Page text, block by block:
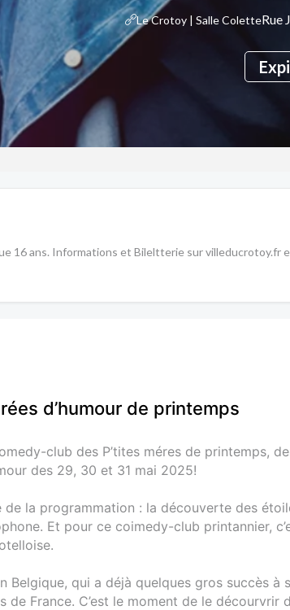
Le Crotoy | Salle ColetteRue
16 ans. Informations et Bileltterie sur villeducrotoy.fr
d’humour de printemps
club des P’tites méres de printemps,
des 29, 30 et 31 mai 2025!
de la programmation : la découverte des
Et pour ce coimedy-club printannier,
Belgique, qui a déjà quelques gros succès à
de France. C’est le moment de le décourvrir